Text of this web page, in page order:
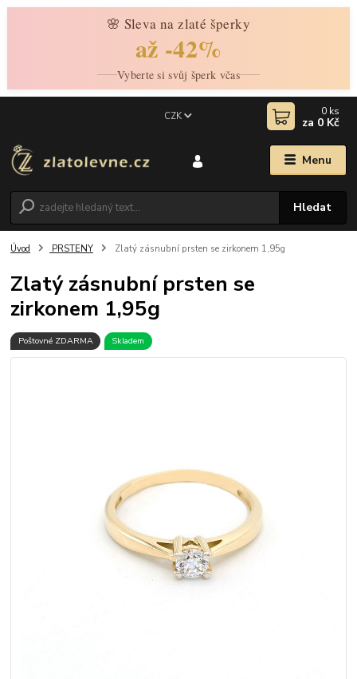
🌸 Sleva na zlaté šperky
až -42%
Vyberte si svůj šperk včas
Menu
CZK
Hledat
0 ks
za 0 Kč
Úvod PRSTENY Zlatý zásnubní prsten se zirkonem 1,95g
Zlatý zásnubní prsten se
zirkonem 1,95g
Poštovné ZDARMA Skladem